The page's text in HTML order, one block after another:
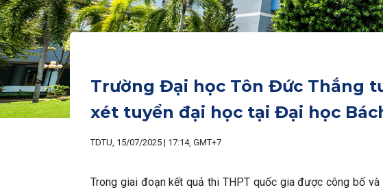
Trường Đại học Tôn Đức Thắng
xét tuyển đại học tại Đại học
TDTU, 15/07/2025 | 17:14, GMT+7
Trong giai đoạn kết quả thi THPT quốc gia được công bố